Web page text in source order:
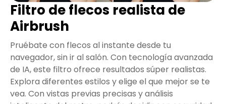
Filtro de flecos realista de
Airbrush
Pruébate con flecos al instante desde tu
navegador, sin ir al salón. Con tecnología avanzada
de IA, este filtro ofrece resultados súper realistas.
Explora diferentes estilos y elige el que mejor se te
vea. Con vistas previas precisas y análisis